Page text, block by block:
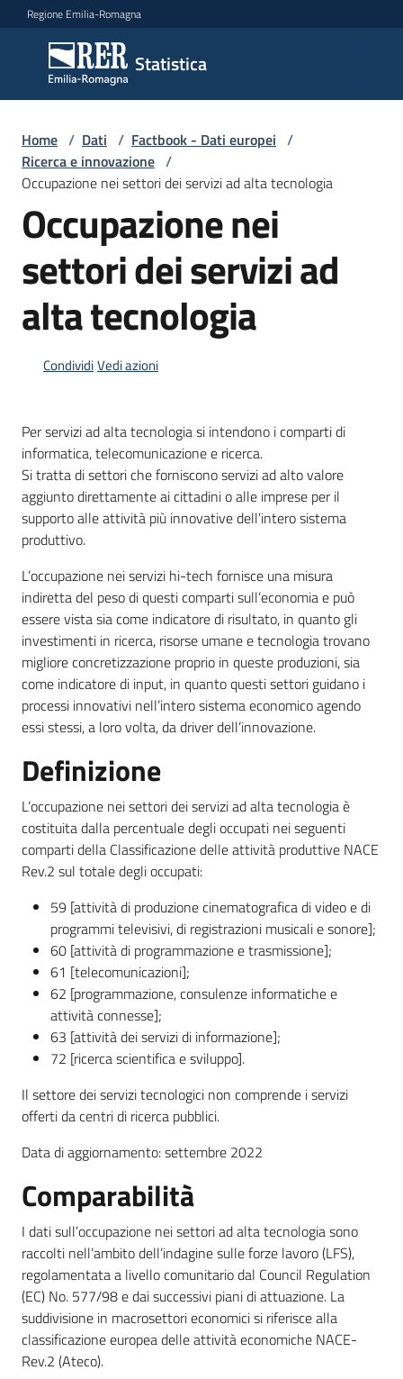
Vai al contenuto
Vai alla navigazione
Vai al footer
Regione Emilia-Romagna
Statistica
Statistica
Novità
Dati
Studi
e
analisi
Statistiche
Metadati
Seguici
su
Home / Dati / Factbook - Dati europei /
Ricerca e innovazione /
Occupazione nei settori dei servizi ad alta tecnologia
Occupazione nei
settori dei servizi ad
alta tecnologia
CondividiVedi azioni
Per servizi ad alta tecnologia si intendono i comparti di
informatica, telecomunicazione e ricerca.
Si tratta di settori che forniscono servizi ad alto valore
aggiunto direttamente ai cittadini o alle imprese per il
supporto alle attività più innovative dell’intero sistema
produttivo.
L’occupazione nei servizi hi-tech fornisce una misura
indiretta del peso di questi comparti sull’economia e può
essere vista sia come indicatore di risultato, in quanto gli
investimenti in ricerca, risorse umane e tecnologia trovano
migliore concretizzazione proprio in queste produzioni, sia
come indicatore di input, in quanto questi settori guidano i
processi innovativi nell’intero sistema economico agendo
essi stessi, a loro volta, da driver dell’innovazione.
Definizione
L’occupazione nei settori dei servizi ad alta tecnologia è
costituita dalla percentuale degli occupati nei seguenti
comparti della Classificazione delle attività produttive NACE
Rev.2 sul totale degli occupati:
59 [attività di produzione cinematografica di video e di
programmi televisivi, di registrazioni musicali e sonore];
60 [attività di programmazione e trasmissione];
61 [telecomunicazioni];
62 [programmazione, consulenze informatiche e
attività connesse];
63 [attività dei servizi di informazione];
72 [ricerca scientifica e sviluppo].
Il settore dei servizi tecnologici non comprende i servizi
offerti da centri di ricerca pubblici.
Data di aggiornamento: settembre 2022
Comparabilità
I dati sull’occupazione nei settori ad alta tecnologia sono
raccolti nell’ambito dell’indagine sulle forze lavoro (LFS),
regolamentata a livello comunitario dal Council Regulation
(EC) No. 577/98 e dai successivi piani di attuazione. La
suddivisione in macrosettori economici si riferisce alla
classificazione europea delle attività economiche NACE-
Rev.2 (Ateco).